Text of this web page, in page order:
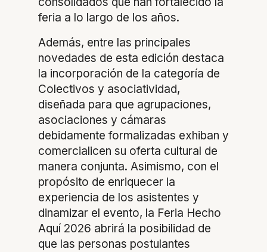
feria a lo largo de los años.
Además, entre las principales
novedades de esta edición destaca
la incorporación de la categoría de
Colectivos y asociatividad,
diseñada para que agrupaciones,
asociaciones y cámaras
debidamente formalizadas exhiban y
comercialicen su oferta cultural de
manera conjunta. Asimismo, con el
propósito de enriquecer la
experiencia de los asistentes y
dinamizar el evento, la Feria Hecho
Aquí 2026 abrirá la posibilidad de
que las personas postulantes